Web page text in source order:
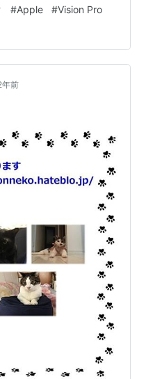
は句点に恐怖を感じる
ら内容しっかり読んで
な若い方たちに迎合す
省して鎮守様にアッア
なんだ？ 鎮守様？ アッ
う…
#Apple #Vision Pro
年前